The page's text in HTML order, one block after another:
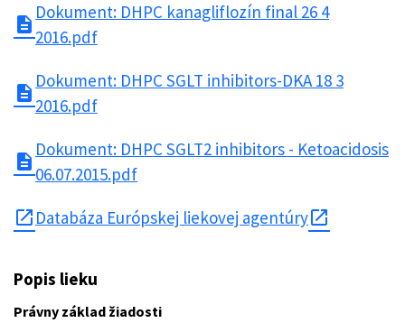
description
Dokument: DHPC kanagliflozín final 26 4
2016.pdf
description
Dokument: DHPC SGLT inhibitors-DKA 18 3
2016.pdf
description
Dokument: DHPC SGLT2 inhibitors - Ketoacidosis
06.07.2015.pdf
open_in_new Databáza Európskej liekovej agentúry
Popis lieku
Právny základ žiadosti